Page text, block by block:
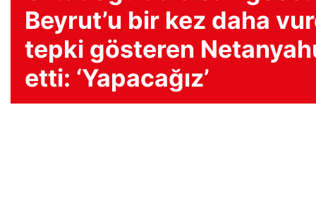
Beyrut’u bir kez daha
tepki gösteren
etti: ‘Yapacağız’